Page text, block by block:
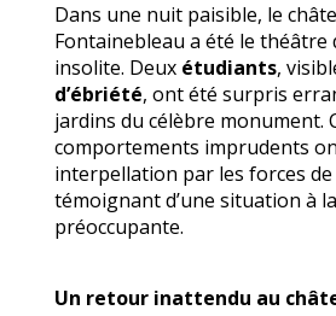
Dans une nuit paisible, le
Fontainebleau a été le théâtre
insolite. Deux étudiants,
d’ébriété, ont été surpris
jardins du célèbre monument.
comportements imprudents
interpellation par les forces de
témoignant d’une situation à
préoccupante.
Un retour inattendu au